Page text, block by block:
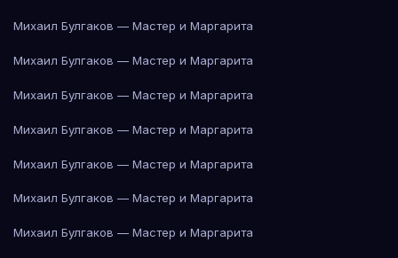
Михаил Булгаков — Мастер и Маргарита
Михаил Булгаков — Мастер и Маргарита
Михаил Булгаков — Мастер и Маргарита
Михаил Булгаков — Мастер и Маргарита
Михаил Булгаков — Мастер и Маргарита
Михаил Булгаков — Мастер и Маргарита
Михаил Булгаков — Мастер и Маргарита